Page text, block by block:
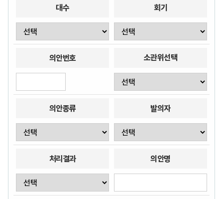
의안정보
대수 회기
의안번호 소관위선택
의안종류 발의자
처리결과 의안명